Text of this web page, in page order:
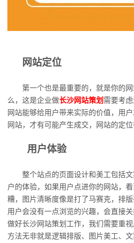
网站定位
第一个也是最重要的，就是你的网
么，这是企业做长沙网站策划 需要考
网站能够给用户带来实际的价值，用
网站，才有可能产生成交，网站的定位
用户体验
整个站点的页面设计和美工包括文
户的体验，如果用户点进你的网站，
糟，图片清晰度像是打了马赛克，排版
用户会没有一点浏览的兴趣，会直接
做好长沙网站策划工作，我们需要重
方法无非就是逻辑排版、图片美工、